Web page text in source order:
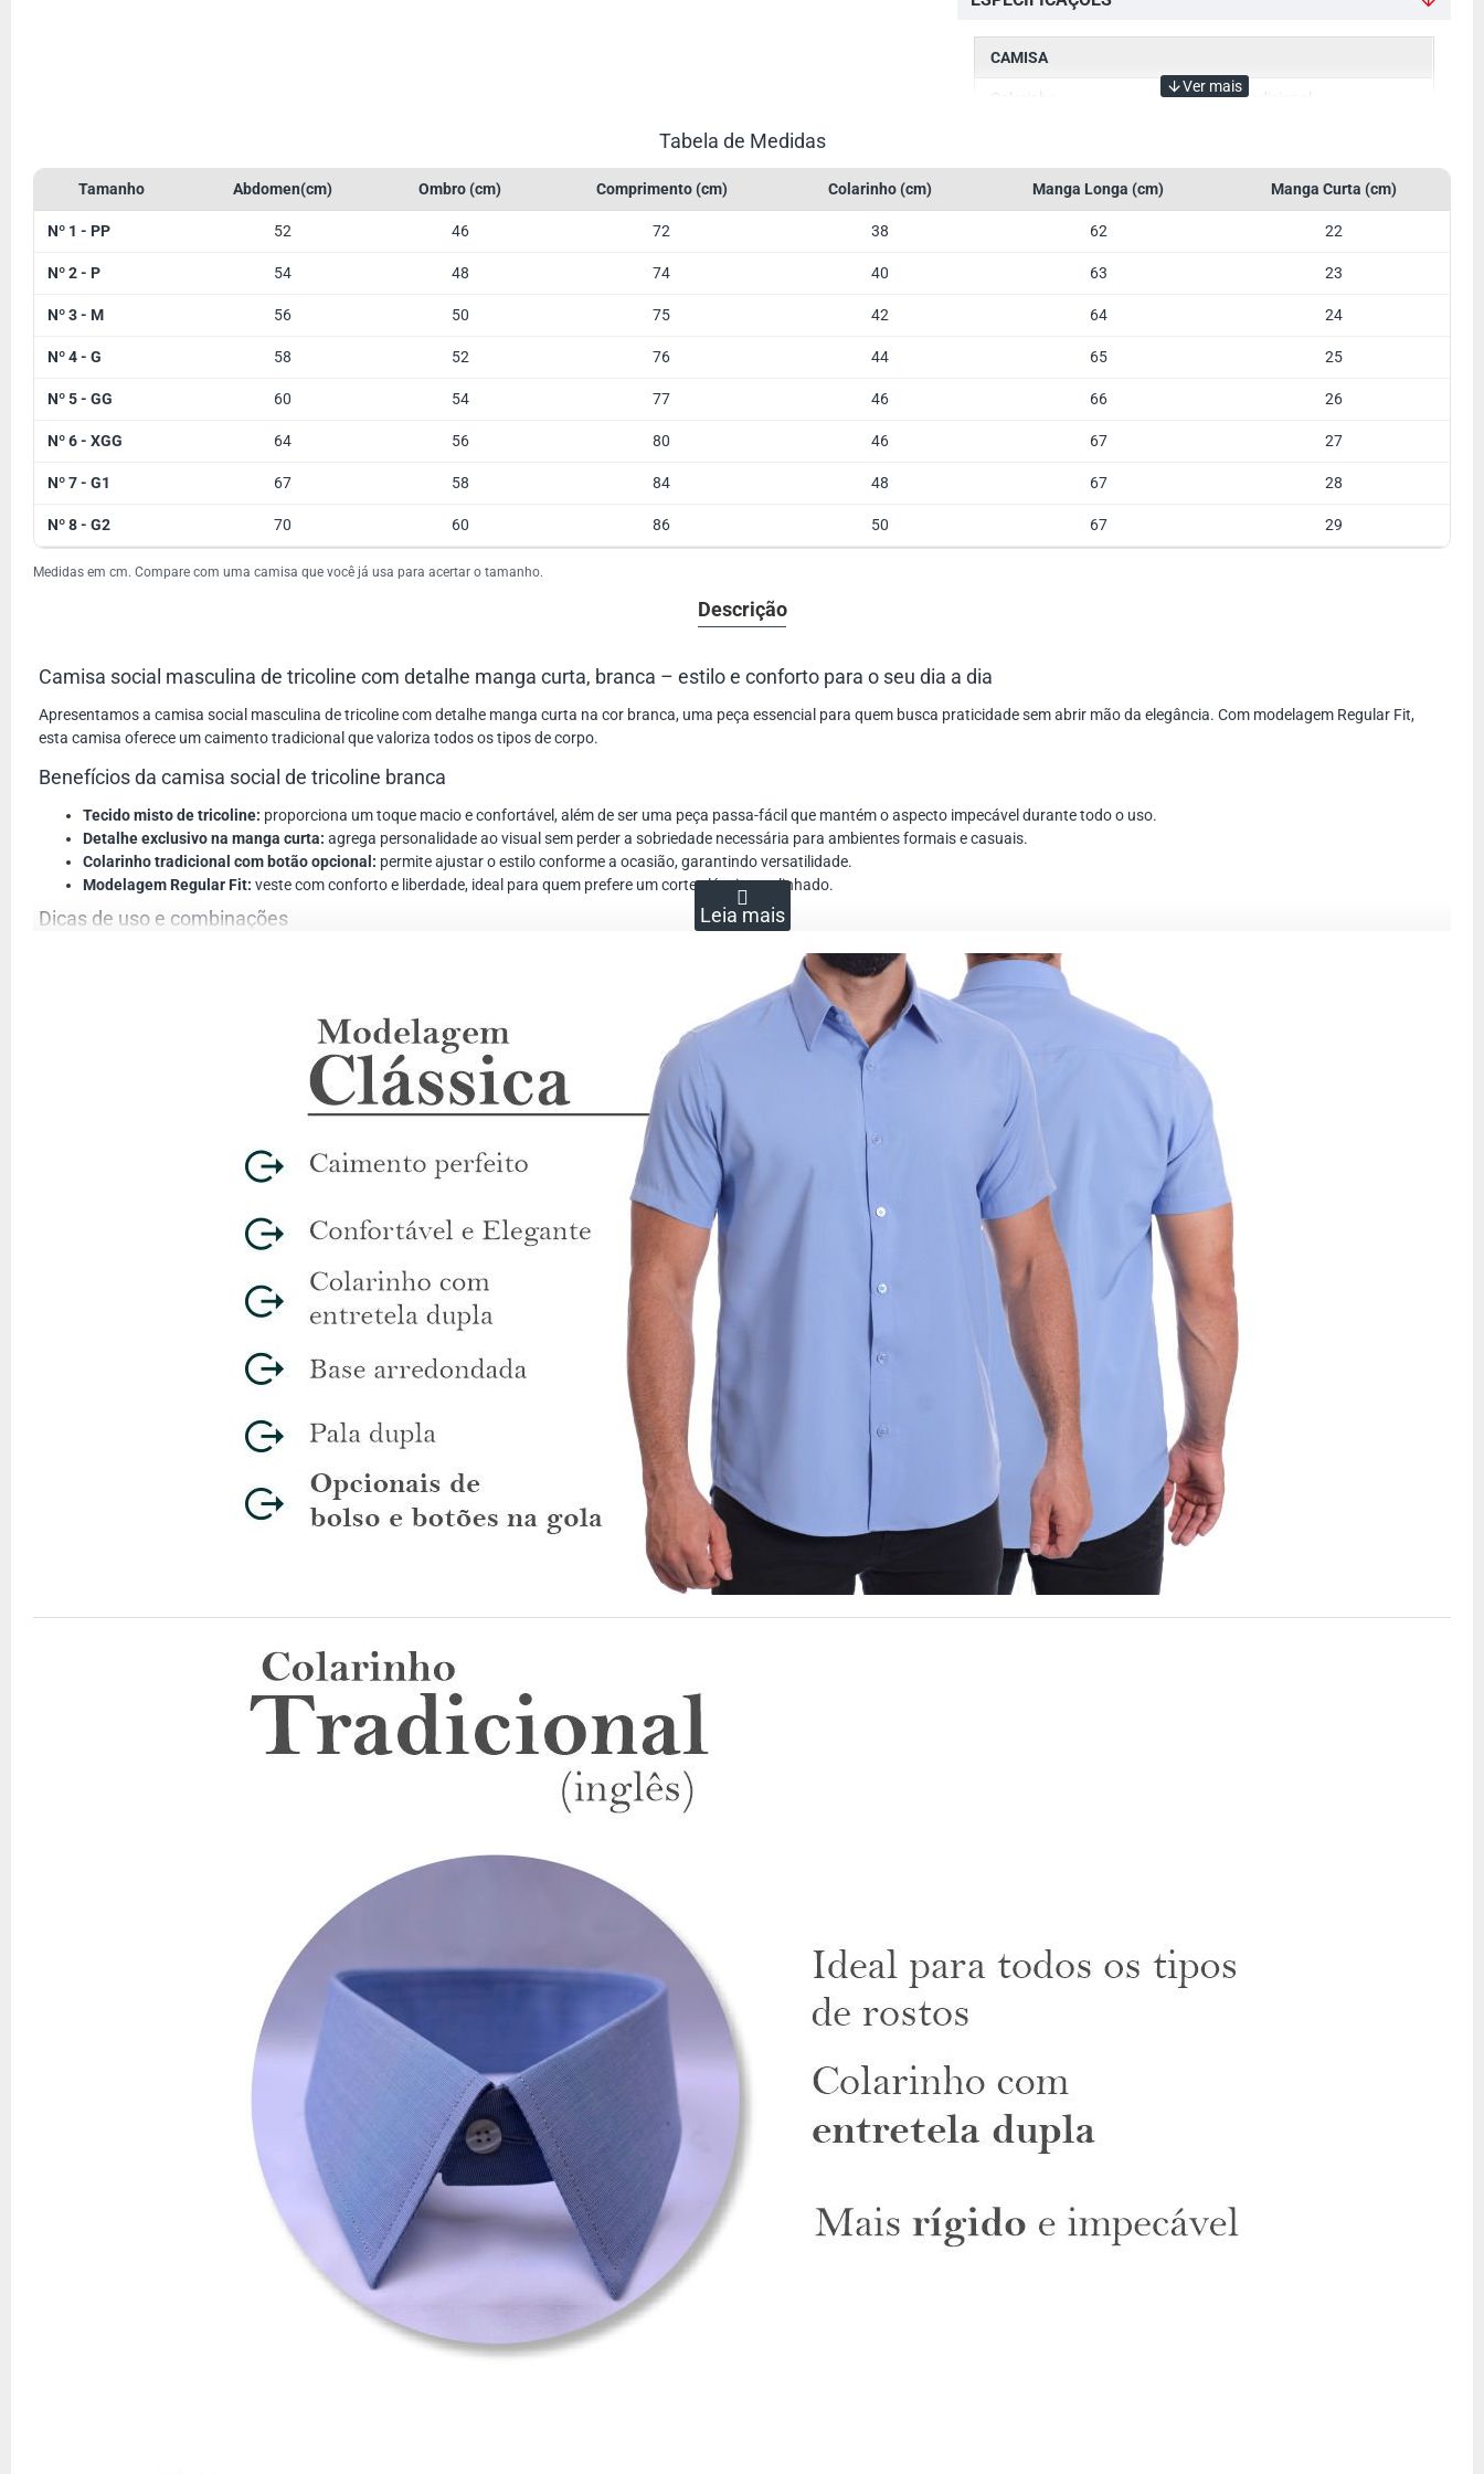
CAMISA
Colarinho Tradicional
Manga Manga Curta
Tabela de Medidas
Tamanho Abdomen(cm) Ombro (cm) Comprimento (cm) Colarinho (cm) Manga Longa (cm) Manga Curta (cm)
Nº 1 - PP 52 46 72 38 62 22
Nº 2 - P 54 48 74 40 63 23
Nº 3 - M 56 50 75 42 64 24
Nº 4 - G 58 52 76 44 65 25
Nº 5 - GG 60 54 77 46 66 26
Nº 6 - XGG 64 56 80 46 67 27
Nº 7 - G1 67 58 84 48 67 28
Nº 8 - G2 70 60 86 50 67 29
Medidas em cm. Compare com uma camisa que você já usa para acertar o tamanho.
Descrição
Camisa social masculina de tricoline com detalhe manga curta, branca – estilo e conforto para o seu dia a dia
Apresentamos a camisa social masculina de tricoline com detalhe manga curta na cor branca, uma peça essencial para quem busca praticidade sem abrir mão da elegância. Com modelagem Regular Fit,
esta camisa oferece um caimento tradicional que valoriza todos os tipos de corpo.
Benefícios da camisa social de tricoline branca
Tecido misto de tricoline: proporciona um toque macio e confortável, além de ser uma peça passa-fácil que mantém o aspecto impecável durante todo o uso.
Detalhe exclusivo na manga curta: agrega personalidade ao visual sem perder a sobriedade necessária para ambientes formais e casuais.
Colarinho tradicional com botão opcional: permite ajustar o estilo conforme a ocasião, garantindo versatilidade.
Modelagem Regular Fit: veste com conforto e liberdade, ideal para quem prefere um corte clássico e alinhado.
Dicas de uso e combinações
Combine esta camisa social branca masculina com calças chino ou jeans escuro para um look casual sofisticado. Para ocasiões formais, aposte em uma calça social preta ou cinza e sapatos clássicos. A
A camisa é feita em tecido misto de tricoline.
Como escolher o tamanho ideal? Utilize o provador virtual para garantir o ajuste perfeito.
Posso usar essa camisa em ambientes formais?Sim, a modelagem Regular Fit e o colarinho tradicional a tornam adequada para diversas ocasiões.
Parcelamento em até 12x, sendo até 4x sem juros, e opção de pagamento via Pix.
Com mais de 13 anos de experiência, a camisaria Dommen é referência em moda masculina, oferecendo produtos de qualidade que unem estilo e conforto.
Aproveite o frete grátis para compras acima de R$ 299. Parcelamento facilitado em até 12x, com até 4x sem juros, além da opção Pix para maior comodidade.
Não deixe dúvidas na hora da compra: experimente a camisa social masculina de tricoline com detalhe manga curta no nosso provador virtual e escolha o tamanho ideal com segurança.